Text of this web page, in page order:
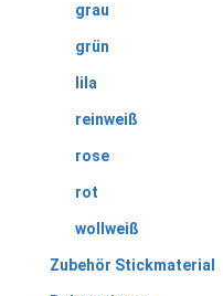
grau
grün
lila
reinweiß
rose
rot
wollweiß
Zubehör Stickmaterial